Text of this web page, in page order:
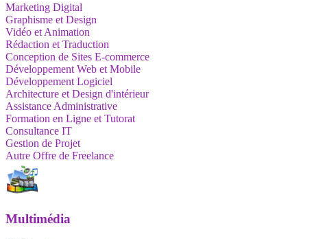
Marketing Digital
Graphisme et Design
Vidéo et Animation
Rédaction et Traduction
Conception de Sites E-commerce
Développement Web et Mobile
Développement Logiciel
Architecture et Design d'intérieur
Assistance Administrative
Formation en Ligne et Tutorat
Consultance IT
Gestion de Projet
Autre Offre de Freelance
Multimédia